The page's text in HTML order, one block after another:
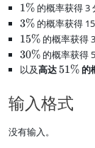
1
\
%
1%的概率获得 3
3
\
%
3%的概率获得 15
1
5
\
%
15%的概率获得
3
0
30%的概率获得
以及高达5
%
51%的
输入格式
没有输入。